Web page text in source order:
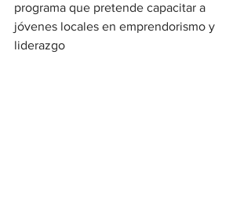
programa que pretende capacitar a
jóvenes locales en emprendorismo y
liderazgo